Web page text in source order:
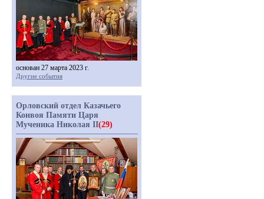
основан 27 марта 2023 г.
Другие события
Орловский отдел Казачьего
Конвоя Памяти Царя
Мученика Николая II(29)